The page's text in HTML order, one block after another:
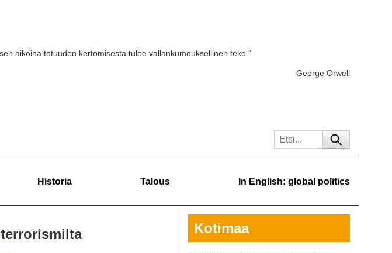
aikoina totuuden kertomisesta tulee vallankumouksellinen teko."
George Orwell
Historia Talous In English: global politics
Kotimaa